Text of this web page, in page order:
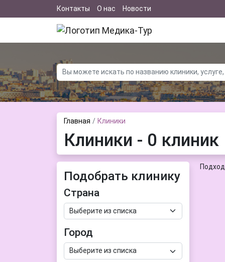
Контакты О нас Новости
Главная Клиники
Клиники - 0 клиник
Подобрать клинику
Страна
Город